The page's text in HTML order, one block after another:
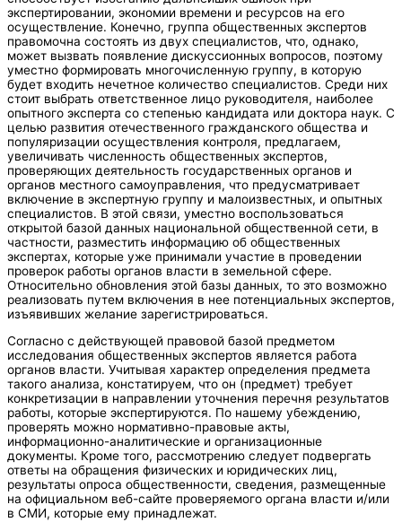
экспертировании, экономии времени и ресурсов на его
осуществление. Конечно, группа общественных экспертов
правомочна состоять из двух специалистов, что, однако,
может вызвать появление дискуссионных вопросов, поэтому
уместно формировать многочисленную группу, в которую
будет входить нечетное количество специалистов. Среди них
стоит выбрать ответственное лицо руководителя, наиболее
опытного эксперта со степенью кандидата или доктора наук. С
целью развития отечественного гражданского общества и
популяризации осуществления контроля, предлагаем,
увеличивать численность общественных экспертов,
проверяющих деятельность государственных органов и
органов местного самоуправления, что предусматривает
включение в экспертную группу и малоизвестных, и опытных
специалистов. В этой связи, уместно воспользоваться
открытой базой данных национальной общественной сети, в
частности, разместить информацию об общественных
экспертах, которые уже принимали участие в проведении
проверок работы органов власти в земельной сфере.
Относительно обновления этой базы данных, то это возможно
реализовать путем включения в нее потенциальных экспертов,
изъявивших желание зарегистрироваться.
Согласно с действующей правовой базой предметом
исследования общественных экспертов является работа
органов власти. Учитывая характер определения предмета
такого анализа, констатируем, что он (предмет) требует
конкретизации в направлении уточнения перечня результатов
работы, которые экспертируются. По нашему убеждению,
проверять можно нормативно-правовые акты,
информационно-аналитические и организационные
документы. Кроме того, рассмотрению следует подвергать
ответы на обращения физических и юридических лиц,
результаты опроса общественности, сведения, размещенные
на официальном веб-сайте проверяемого органа власти и/или
в СМИ, которые ему принадлежат.